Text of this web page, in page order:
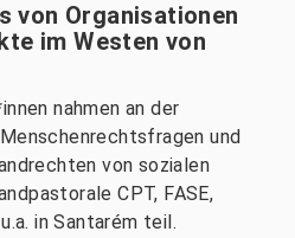
von Organisationen
im Westen von
nahmen an der
und
von sozialen
CPT, FASE,
in Santarém teil.